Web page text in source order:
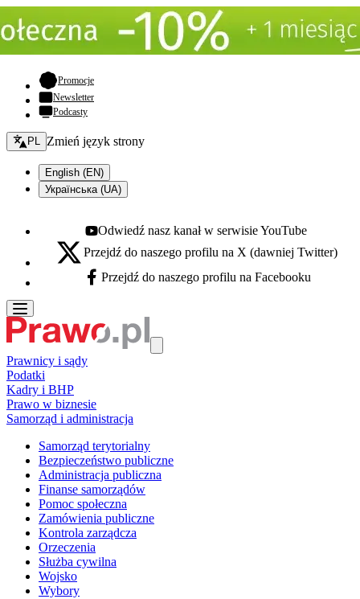
Promocje- otwiera się w nowej karcie
Newsletter
Podcasty
Zmień język - bieżący:
PL Zmień język strony
English (EN)
Українська (UA)
Youtube - otwiera się w nowej karcie
Odwiedź nasz kanał w serwisie YouTube
X - otwiera się w nowej karcie
Przejdź do naszego profilu na X (dawniej Twitter)
Facebook - otwiera się w nowej karcie
Przejdź do naszego profilu na Facebooku
Prawnicy i sądy
Podatki
Kadry i BHP
Prawo w biznesie
Samorząd i administracja
Samorząd terytorialny
Bezpieczeństwo publiczne
Administracja publiczna
Finanse samorządów
Pomoc społeczna
Zamówienia publiczne
Kontrola zarządcza
Orzeczenia
Służba cywilna
Wojsko
Wybory